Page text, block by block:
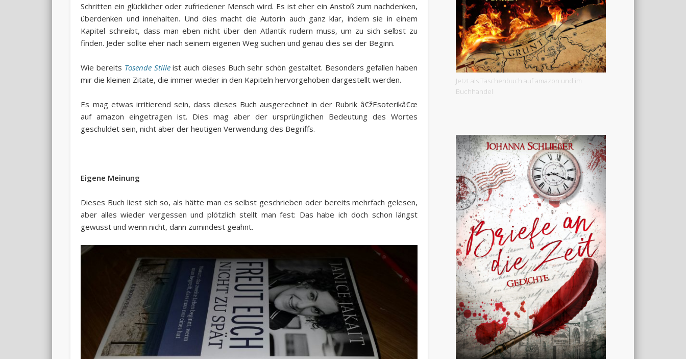
Schritten ein glücklicher oder zufriedener Mensch wird. Es ist eher ein Anstoß zum nachdenken,
überdenken und innehalten. Und dies macht die Autorin auch ganz klar, indem sie in einem
Kapitel schreibt, dass man eben nicht über den Atlantik rudern muss, um zu sich selbst zu
finden. Jeder sollte eher nach seinem eigenen Weg suchen und genau dies sei der Beginn.
Wie bereits Tosende Stilleist auch dieses Buch sehr schön gestaltet. Besonders gefallen haben
mir die kleinen Zitate, die immer wieder in den Kapiteln hervorgehoben dargestellt werden.
Es mag etwas irritierend sein, dass dieses Buch ausgerechnet in der Rubrik â€žEsoterikâ€œ
auf amazon eingetragen ist. Dies mag aber der ursprünglichen Bedeutung des Wortes
geschuldet sein, nicht aber der heutigen Verwendung des Begriffs.
Eigene Meinung
Dieses Buch liest sich so, als hätte man es selbst geschrieben oder bereits mehrfach gelesen,
aber alles wieder vergessen und plötzlich stellt man fest: Das habe ich doch schon längst
gewusst und wenn nicht, dann zumindest geahnt.
Jetzt als Taschenbuch auf amazon und im
Buchhandel